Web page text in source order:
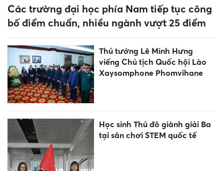
điểm chuẩn, ngành Quan hệ
Quốc tế cao nhất
PISA để triển khai hiệu quả
Chương trình GDPT 2018